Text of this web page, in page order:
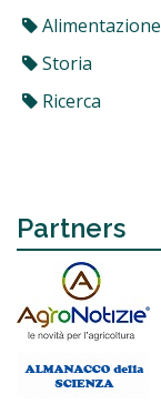
Alimentazione
Storia
Ricerca
Partners